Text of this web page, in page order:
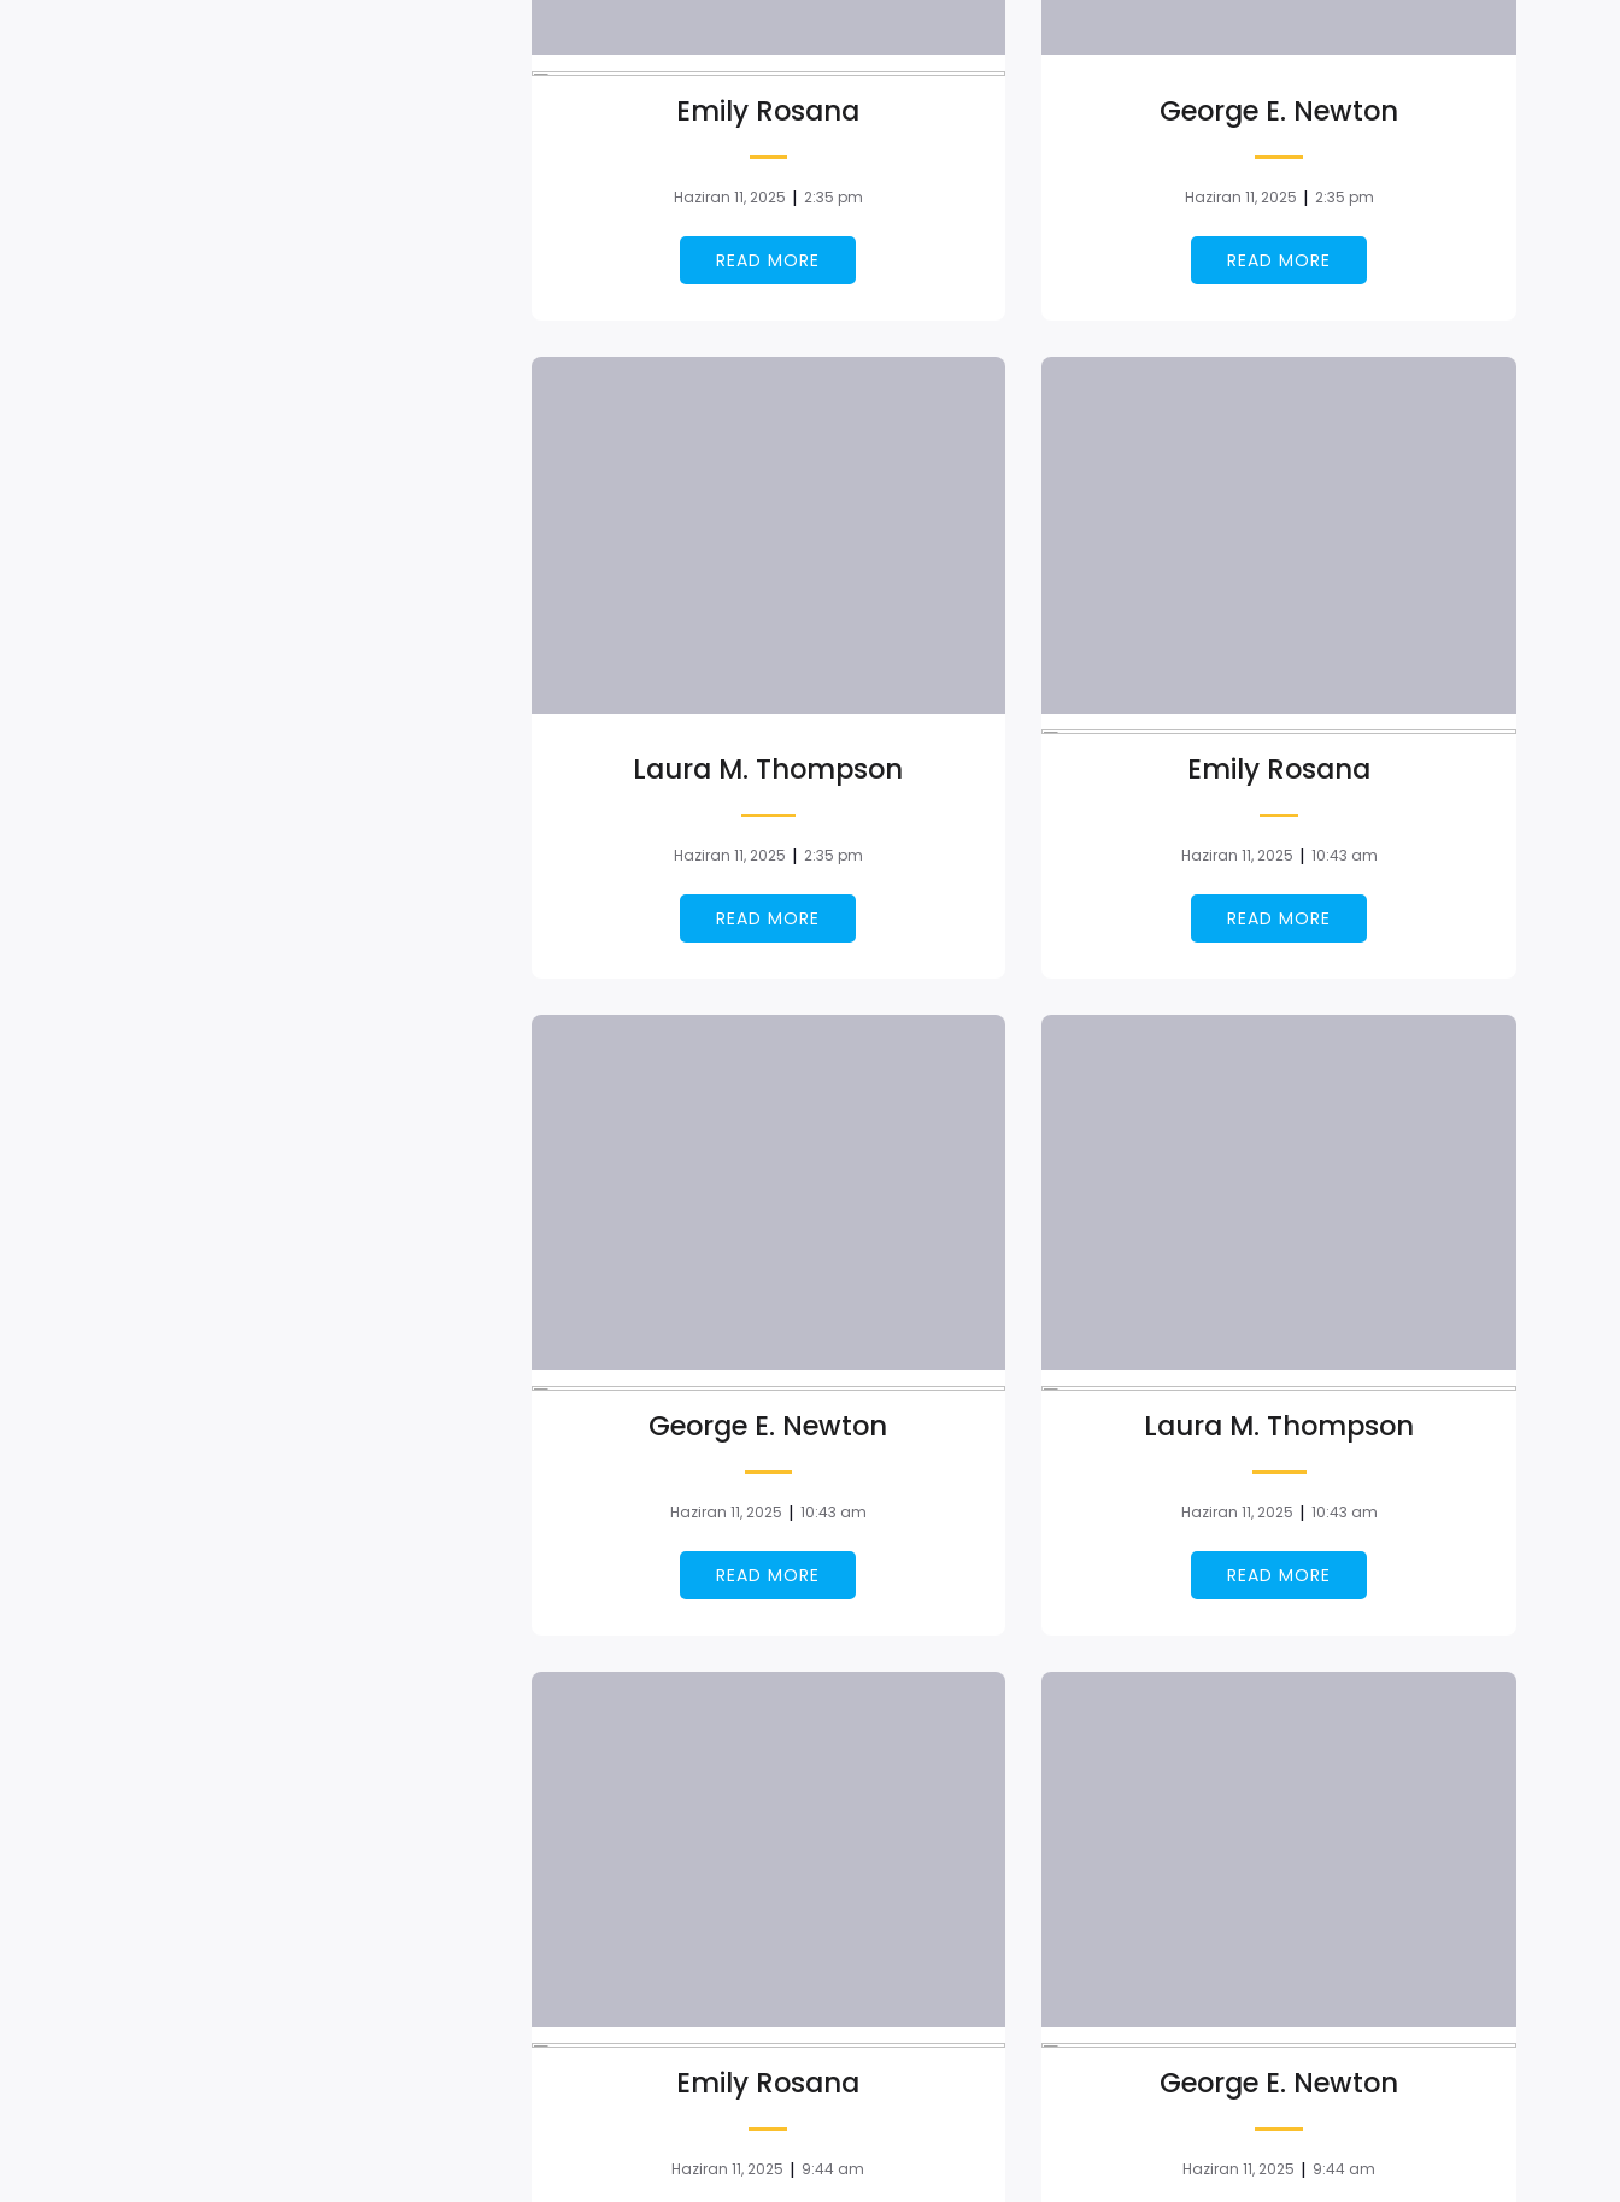
Emily Rosana
Haziran 11, 2025 | 2:35 pm
READ MORE
George E. Newton
Haziran 11, 2025 | 2:35 pm
READ MORE
Laura M. Thompson
Haziran 11, 2025 | 2:35 pm
READ MORE
Emily Rosana
Haziran 11, 2025 | 10:43 am
READ MORE
George E. Newton
Haziran 11, 2025 | 10:43 am
READ MORE
Laura M. Thompson
Haziran 11, 2025 | 10:43 am
READ MORE
Emily Rosana
Haziran 11, 2025 | 9:44 am
George E. Newton
Haziran 11, 2025 | 9:44 am